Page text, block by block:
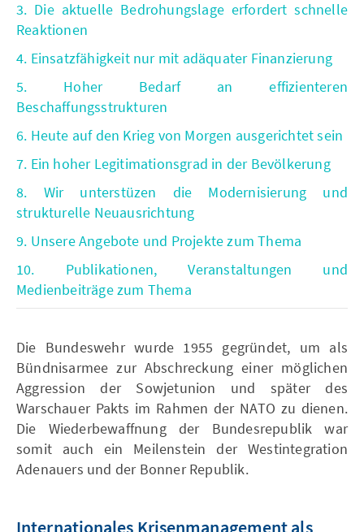
3. Die aktuelle Bedrohungslage erfordert schnelle
Reaktionen
4. Einsatzfähigkeit nur mit adäquater Finanzierung
5. Hoher Bedarf an effizienteren
Beschaffungsstrukturen
6. Heute auf den Krieg von Morgen ausgerichtet sein
7. Ein hoher Legitimationsgrad in der Bevölkerung
8. Wir unterstüzen die Modernisierung und
strukturelle Neuausrichtung
9. Unsere Angebote und Projekte zum Thema
10. Publikationen, Veranstaltungen und
Medienbeiträge zum Thema
Die Bundeswehr wurde 1955 gegründet, um als
Bündnisarmee zur Abschreckung einer möglichen
Aggression der Sowjetunion und später des
Warschauer Pakts im Rahmen der NATO zu dienen.
Die Wiederbewaffnung der Bundesrepublik war
somit auch ein Meilenstein der Westintegration
Adenauers und der Bonner Republik.
Internationales Krisenmanagement als